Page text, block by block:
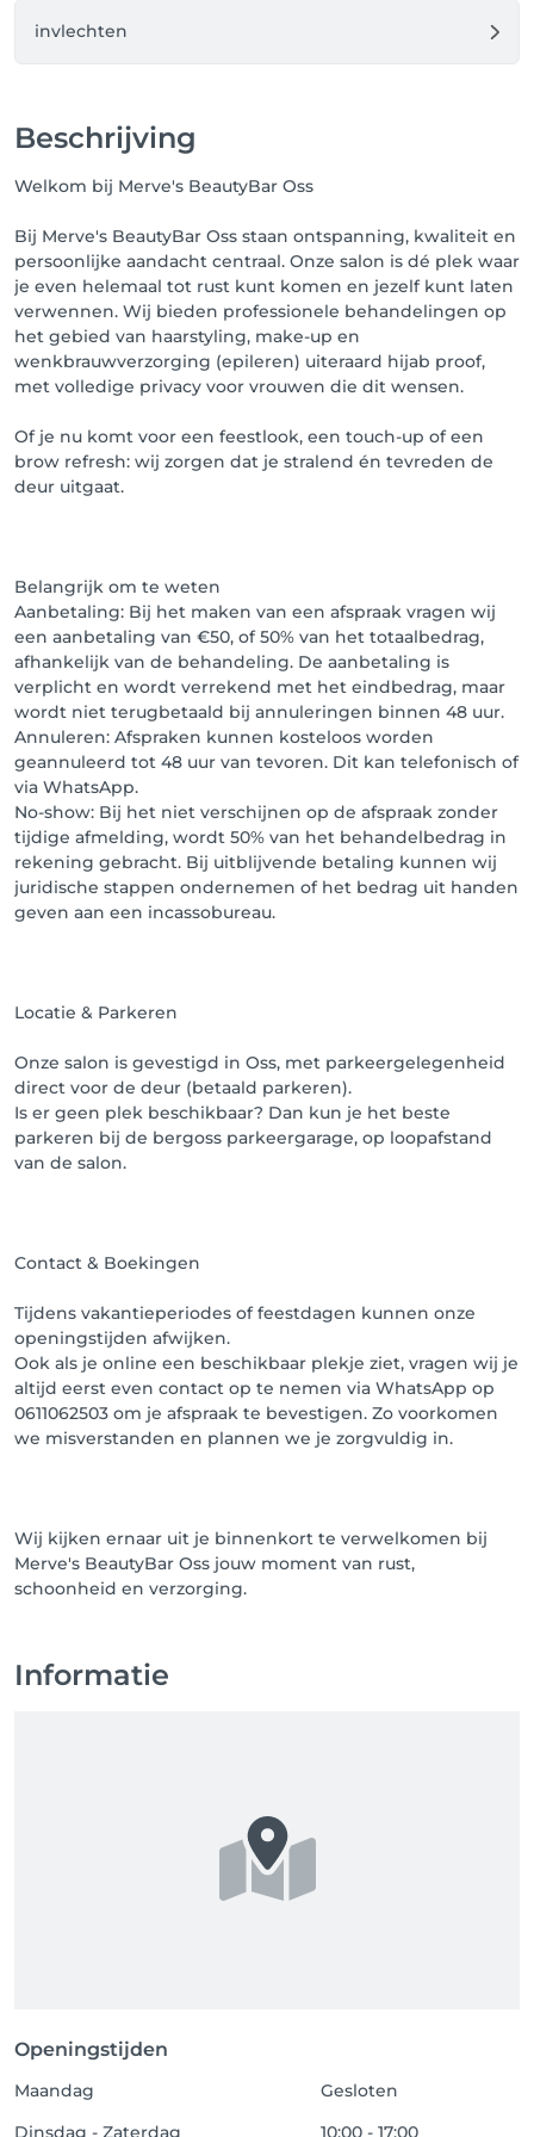
Merve’s BeautyBar
50% van het totaalbedrag te doen.
Hoe werkt het?
zelf via WhatsApp contact op te nemen om de
aanbetaling te regelen.
	•	Zonder aanbetaling wordt jouw afspraak
niet bevestigd.
	•	Indien jij geen contact opneemt, sturen wij
jou zelf een bericht met het bedrag voor de
aanbetaling.
Belangrijk:
	•	De aanbetaling wordt uiteraard verrekend
met het totaalbedrag tijdens je afspraak.
⸻
✅ Let op: Door een afspraak te maken bij Merve’s
BeautyBar, ga je automatisch akkoord met deze
voorwaarden.
invlechten
Beschrijving
Welkom bij Merve's BeautyBar Oss
Bij Merve's BeautyBar Oss staan ontspanning, kwaliteit en
persoonlijke aandacht centraal. Onze salon is dé plek waar
je even helemaal tot rust kunt komen en jezelf kunt laten
verwennen. Wij bieden professionele behandelingen op
het gebied van haarstyling, make-up en
wenkbrauwverzorging (epileren) uiteraard hijab proof,
met volledige privacy voor vrouwen die dit wensen.
Of je nu komt voor een feestlook, een touch-up of een
brow refresh: wij zorgen dat je stralend én tevreden de
deur uitgaat.
Belangrijk om te weten
Aanbetaling: Bij het maken van een afspraak vragen wij
een aanbetaling van €50, of 50% van het totaalbedrag,
afhankelijk van de behandeling. De aanbetaling is
verplicht en wordt verrekend met het eindbedrag, maar
wordt niet terugbetaald bij annuleringen binnen 48 uur.
Annuleren: Afspraken kunnen kosteloos worden
geannuleerd tot 48 uur van tevoren. Dit kan telefonisch of
via WhatsApp.
No-show: Bij het niet verschijnen op de afspraak zonder
tijdige afmelding, wordt 50% van het behandelbedrag in
rekening gebracht. Bij uitblijvende betaling kunnen wij
juridische stappen ondernemen of het bedrag uit handen
geven aan een incassobureau.
Locatie & Parkeren
Onze salon is gevestigd in Oss, met parkeergelegenheid
direct voor de deur (betaald parkeren).
Is er geen plek beschikbaar? Dan kun je het beste
parkeren bij de bergoss parkeergarage, op loopafstand
van de salon.
Contact & Boekingen
Tijdens vakantieperiodes of feestdagen kunnen onze
openingstijden afwijken.
Ook als je online een beschikbaar plekje ziet, vragen wij je
altijd eerst even contact op te nemen via WhatsApp op
0611062503 om je afspraak te bevestigen. Zo voorkomen
we misverstanden en plannen we je zorgvuldig in.
Wij kijken ernaar uit je binnenkort te verwelkomen bij
Merve's BeautyBar Oss jouw moment van rust,
Informatie
Openingstijden
Maandag
Gesloten
Dinsdag - Zaterdag
10:00 - 17:00